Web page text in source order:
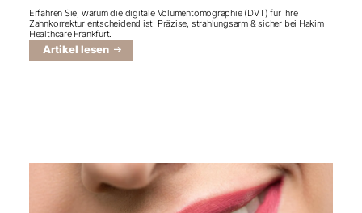
Erfahren Sie, warum die digitale Volumentomographie (DVT) für Ihre
Zahnkorrektur entscheidend ist. Präzise, strahlungsarm & sicher bei Hakim
Healthcare Frankfurt.
Artikel lesen